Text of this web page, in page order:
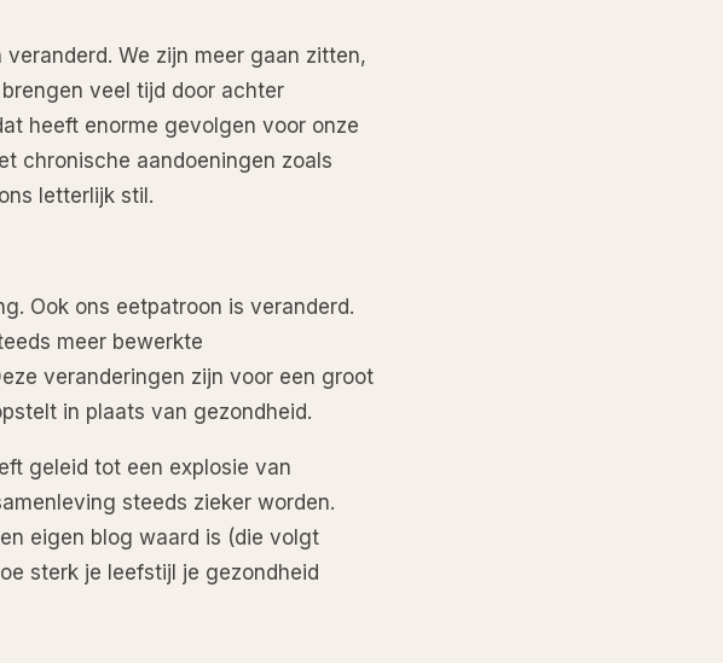
We zijn meer gaan zitten,
veel tijd door achter
heeft enorme gevolgen voor onze
chronische aandoeningen zoals
letterlijk stil.
Ook ons eetpatroon is veranderd.
meer bewerkte
veranderingen zijn voor een groot
in plaats van gezondheid.
geleid tot een explosie van
steeds zieker worden.
eigen blog waard is (die volgt
sterk je leefstijl je gezondheid